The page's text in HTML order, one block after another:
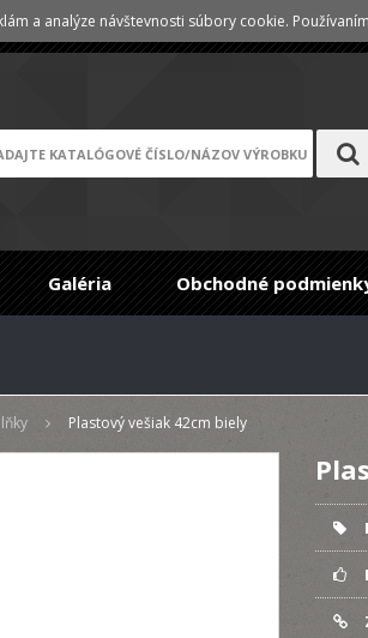
Registrace /
Galéria Obchodné
Plastový vešiak 42cm biely
a analýze návštevnosti súbory cookie.